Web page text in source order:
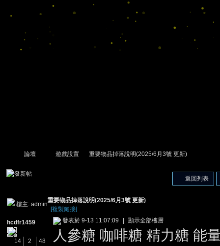
論壇 遊戲設置
›
重要物品掉落說明(2025/6月3號 更新)
返回列表
樓主: admin
重要物品掉落說明(2025/6月3號 更新)
[複製鏈接]
hcdfr1459
14
2
48
發表於 9-13 11:07:09 顯示全部樓層
人參糖 咖啡糖 精力糖 能